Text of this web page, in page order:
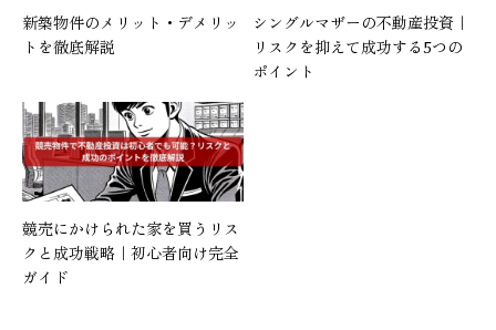
新築物件のメリット・デメリッ
トを徹底解説
シングルマザーの不動産投資｜
リスクを抑えて成功する5つの
ポイント
競売にかけられた家を買うリス
クと成功戦略｜初心者向け完全
ガイド